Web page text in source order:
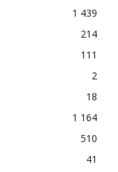
1 439
214
111
2
18
1 164
510
41